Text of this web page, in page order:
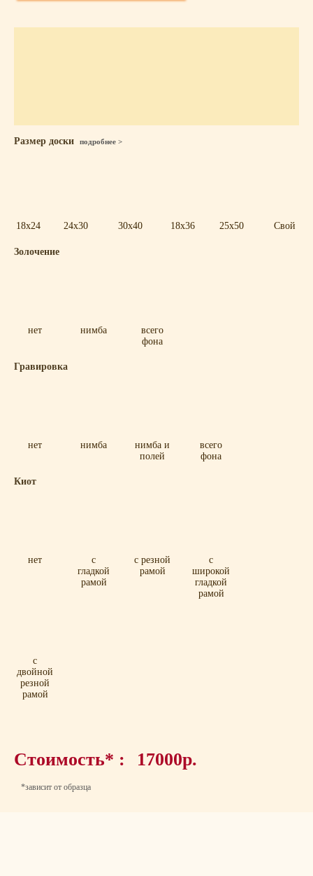
Размер доски подробнее >
18x24 24x30 30x40 18x36 25x50 Свой
Золочение
нет нимба
всего
фона
Гравировка
нет нимба
нимба и
полей
всего
фона
Киот
нет
с
гладкой
рамой
с резной
рамой
с
широкой
гладкой
рамой
с
двойной
резной
рамой
Стоимость* : 17000р.
*зависит от образца